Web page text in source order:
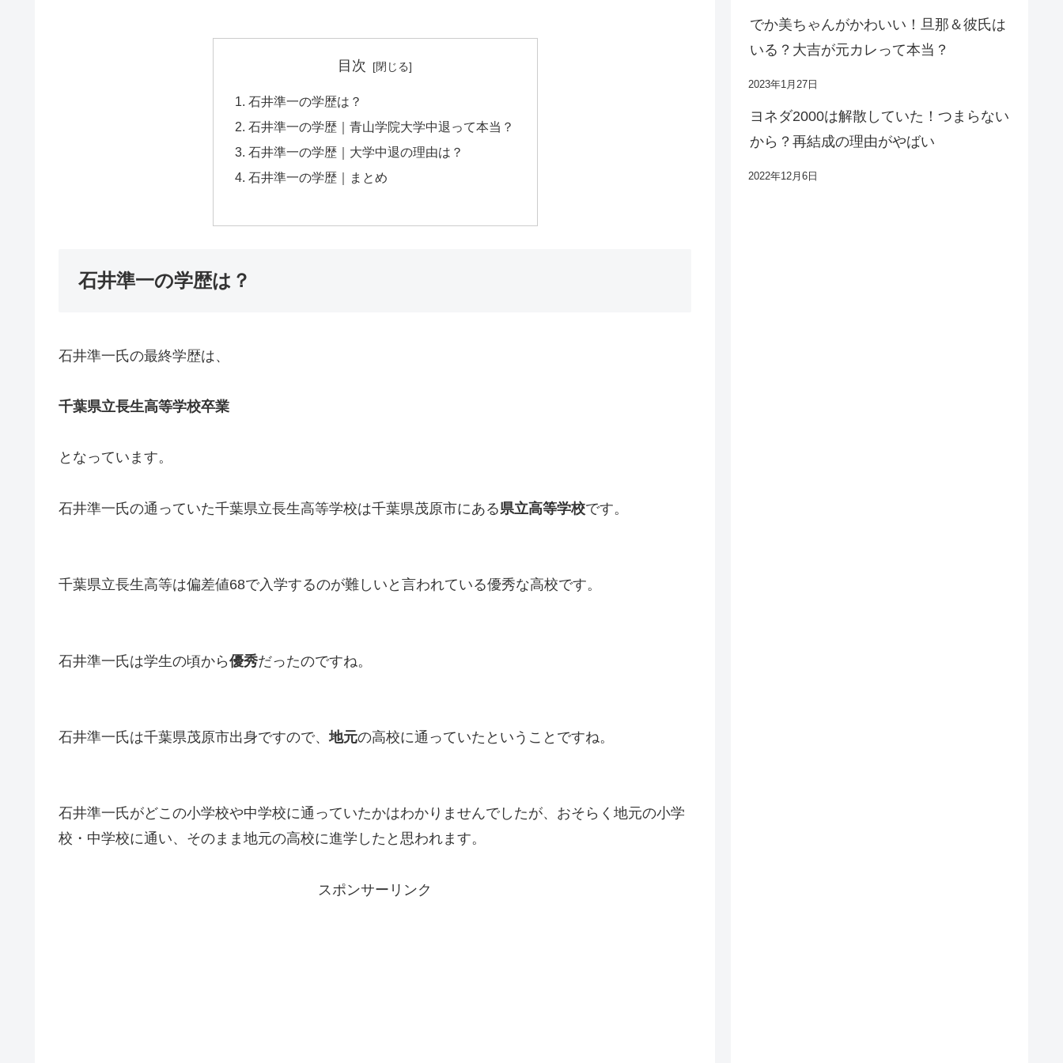
目次
石井準一の学歴は？
石井準一の学歴｜青山学院大学中退って本当？
石井準一の学歴｜大学中退の理由は？
石井準一の学歴｜まとめ
石井準一の学歴は？
石井準一氏の最終学歴は、
千葉県立長生高等学校卒業
となっています。
石井準一氏の通っていた千葉県立長生高等学校は千葉県茂原市にある県立高等学校です。
千葉県立長生高等は偏差値68で入学するのが難しいと言われている優秀な高校です。
石井準一氏は学生の頃から優秀だったのですね。
石井準一氏は千葉県茂原市出身ですので、地元の高校に通っていたということですね。
石井準一氏がどこの小学校や中学校に通っていたかはわかりませんでしたが、おそらく地元の小学
校・中学校に通い、そのまま地元の高校に進学したと思われます。
スポンサーリンク
でか美ちゃんがかわいい！旦那＆彼氏は
いる？大吉が元カレって本当？
2023年1月27日
ヨネダ2000は解散していた！つまらない
から？再結成の理由がやばい
2022年12月6日